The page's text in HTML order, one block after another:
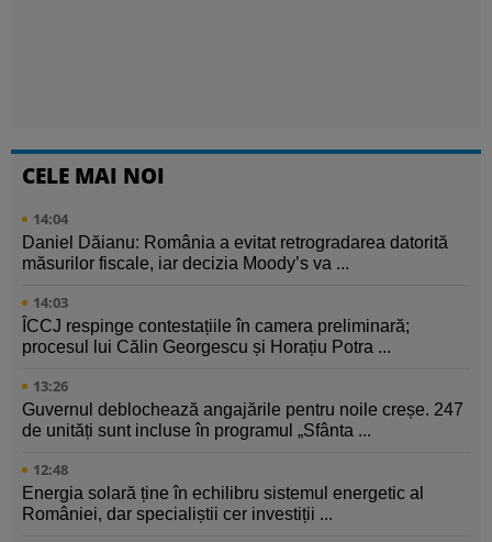
CELE MAI NOI
14:04
Daniel Dăianu: România a evitat retrogradarea datorită
măsurilor fiscale, iar decizia Moody’s va ...
14:03
ÎCCJ respinge contestațiile în camera preliminară;
procesul lui Călin Georgescu și Horațiu Potra ...
13:26
Guvernul deblochează angajările pentru noile creșe. 247
de unități sunt incluse în programul „Sfânta ...
12:48
Energia solară ține în echilibru sistemul energetic al
României, dar specialiștii cer investiții ...